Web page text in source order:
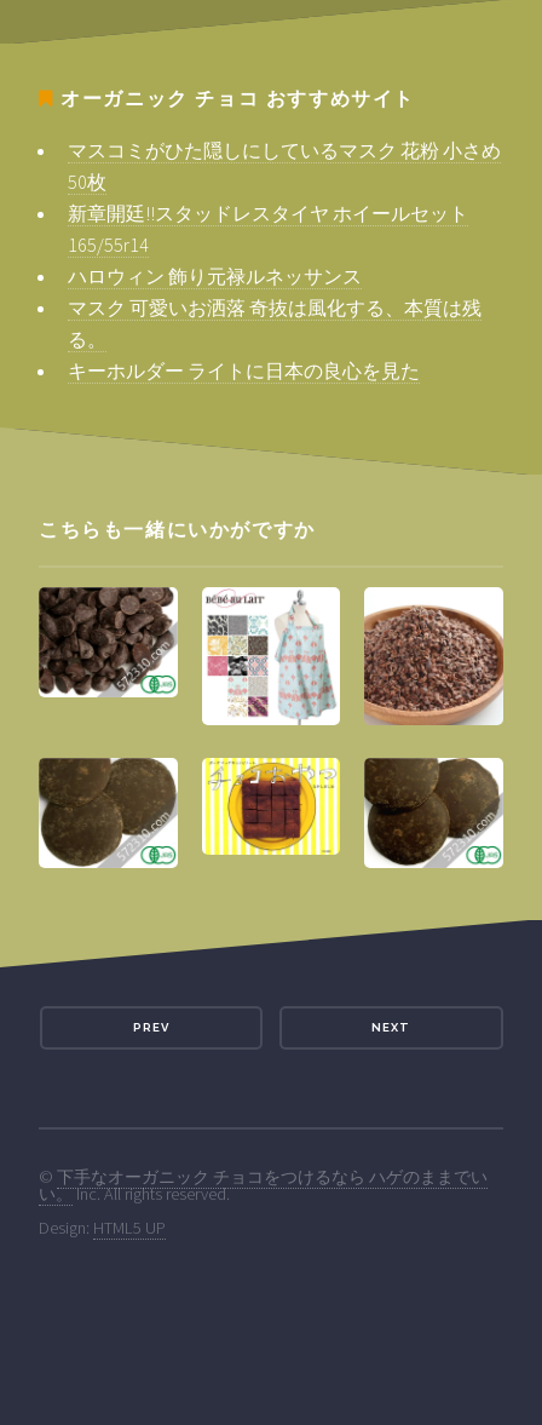
オーガニック チョコ おすすめサイト
マスコミがひた隠しにしているマスク 花粉 小さめ
50枚
新章開廷!!スタッドレスタイヤ ホイールセット
165/55r14
ハロウィン 飾り元禄ルネッサンス
マスク 可愛いお洒落 奇抜は風化する、本質は残
る。
キーホルダー ライトに日本の良心を見た
こちらも一緒にいかがですか
PREV NEXT
© 下手なオーガニック チョコをつけるなら ハゲのままでい
い。Inc. All rights reserved.
Design: HTML5 UP